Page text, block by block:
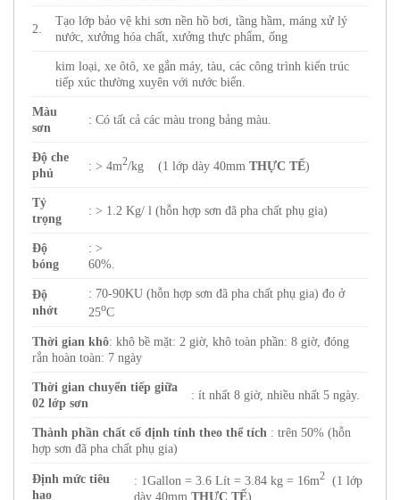
2.
Tạo lớp bảo vệ khi sơn nền hồ bơi, tầng hầm, máng xử lý
nước, xưởng hóa chất, xưởng thực phẩm, ống
kim loại, xe ôtô, xe gắn máy, tàu, các công trình kiến trúc
tiếp xúc thường xuyên với nước biển.
Màu
sơn
: Có tất cả các màu trong bảng màu.
Độ che
phủ
: > 4m2/kg (1 lớp dày 40mmTHỰC TẾ)
Tỷ
trọng
: > 1.2 Kg/ l (hỗn hợp sơn đã pha chất phụ gia)
Độ
bóng
: >
60%.
Độ
nhớt
: 70-90KU (hỗn hợp sơn đã pha chất phụ gia) đo ở
25oC
Thời gian khô: khô bề mặt: 2 giờ, khô toàn phần: 8 giờ, đóng
rắn hoàn toàn: 7 ngày
Thời gian chuyển tiếp giữa
02 lớp sơn
: ít nhất 8 giờ, nhiều nhất 5 ngày.
Thành phần chất cố định tính theo thể tích : trên 50% (hỗn
hợp sơn đã pha chất phụ gia)
Định mức tiêu
hao
: 1Gallon = 3.6 Lít = 3.84 kg = 16m2 (1 lớp
dày 40mmTHỰC TẾ)